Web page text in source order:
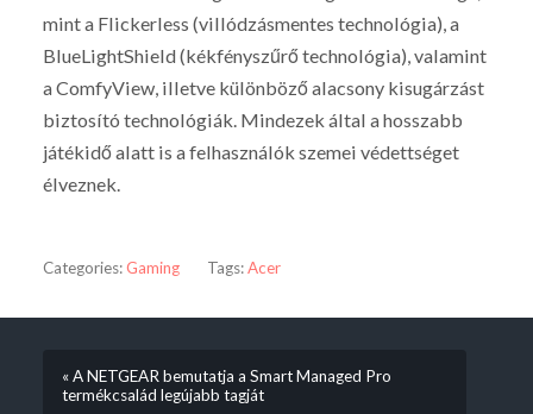
mint a Flickerless (villódzásmentes technológia), a
BlueLightShield (kékfényszűrő technológia), valamint
a ComfyView, illetve különböző alacsony kisugárzást
biztosító technológiák. Mindezek által a hosszabb
játékidő alatt is a felhasználók szemei védettséget
élveznek.
Categories:Gaming Tags:Acer
« A NETGEAR bemutatja a Smart Managed Pro
termékcsalád legújabb tagját